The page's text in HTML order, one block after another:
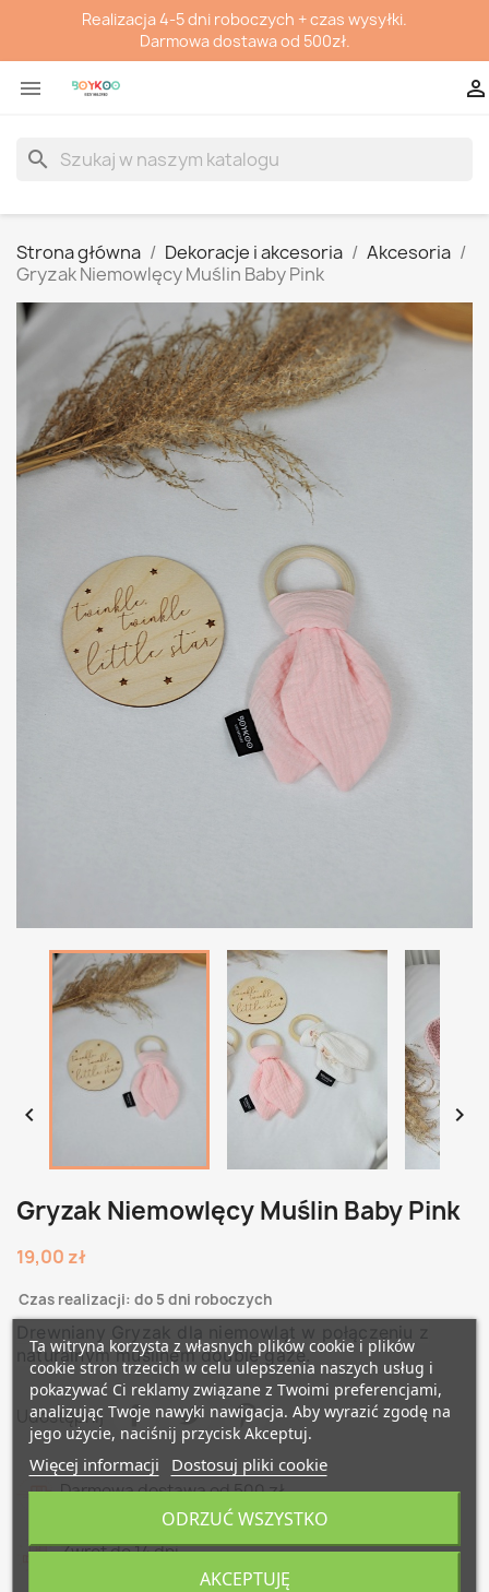
Realizacja 4-5 dni roboczych + czas wysyłki.
Darmowa dostawa od 500zł.
 
search
Strona główna Dekoracje i akcesoria
Akcesoria
Gryzak Niemowlęcy Muślin Baby Pink
 
Gryzak Niemowlęcy Muślin Baby Pink
19,00 zł
Czas realizacji: do 5 dni roboczych
Drewniany Gryzak dla niemowląt w połączeniu z
naturalnym muślinem double gaze.
Udostępnij
Darmowa dostawa od 500 zł
Zwrot do 14 dni
Ta witryna korzysta z własnych plików cookie i plików
cookie stron trzecich w celu ulepszenia naszych usług i
pokazywać Ci reklamy związane z Twoimi preferencjami,
analizując Twoje nawyki nawigacja. Aby wyrazić zgodę na
jego użycie, naciśnij przycisk Akceptuj.
Więcej informacji Dostosuj pliki cookie
ODRZUĆ WSZYSTKO
AKCEPTUJĘ